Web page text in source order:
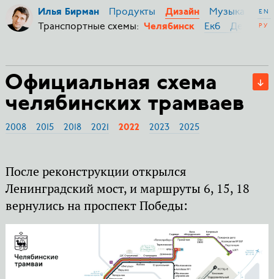
Илья Бирман Продукты Дизайн Музыка
EN
РУ
Транспортные схемы: Челябинск Екб Дербент
Официальная схема
челябинских трамваев
2008 2015 2018 2021 2022 2023 2025
После реконструкции открылся
Ленинградский мост, и маршруты 6, 15, 18
вернулись на проспект Победы: